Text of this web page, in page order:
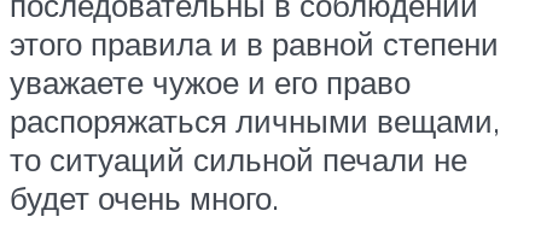
этого правила и в равной степени
уважаете чужое и его право
распоряжаться личными вещами,
то ситуаций сильной печали не
будет очень много.